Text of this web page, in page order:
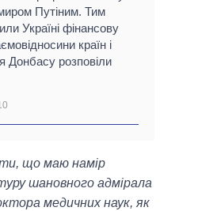
Путіним. Тим
Україні фінансову
країн і
Донбасу розповіли
що маю намір
шановного адмірала
медичних наук, як